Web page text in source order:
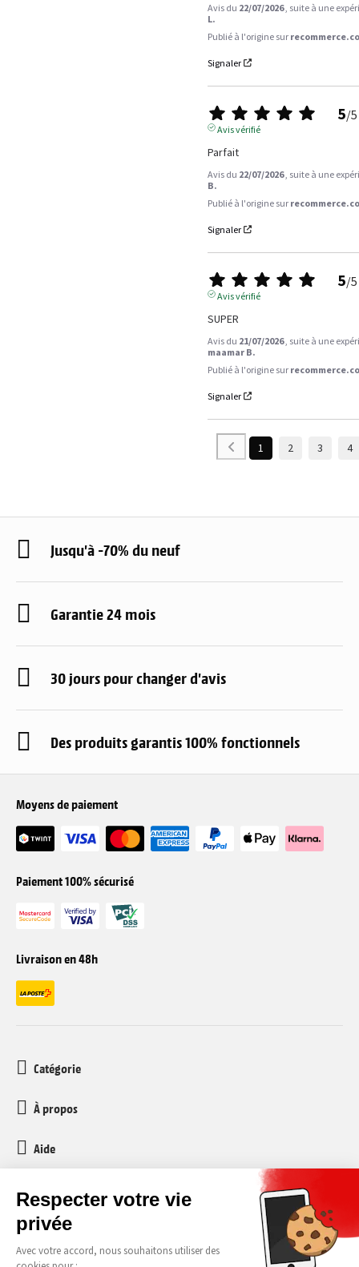
Avis du 22/07/2026 , suite à une
L.
Publié à l'origine sur
Signaler
5/5
Avis vérifié
Parfait
Avis du 22/07/2026 , suite à une
B.
Publié à l'origine sur
Signaler
5/5
Avis vérifié
SUPER
Avis du 21/07/2026 , suite à une
maamar B.
Publié à l'origine sur
Signaler
1 2 3 4
Jusqu'à -70% du neuf
Garantie 24 mois
30 jours pour changer d'avis
Des produits garantis 100% fonctionnels
Moyens de paiement
Paiement 100% sécurisé
Livraison en 48h
Catégorie
À propos
Aide
Service client
media-markt-refurbished@recommerce.com
Lundi-Vendredi 08:00-17:00